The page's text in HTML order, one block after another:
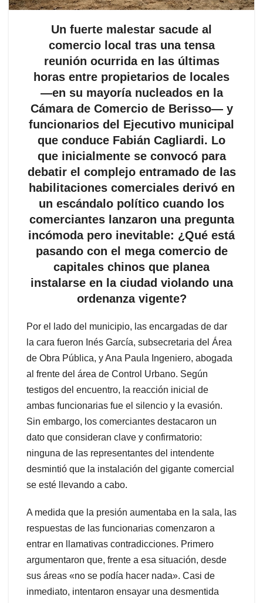
Un fuerte malestar sacude al
comercio local tras una tensa
reunión ocurrida en las últimas
horas entre propietarios de locales
—en su mayoría nucleados en la
Cámara de Comercio de Berisso— y
funcionarios del Ejecutivo municipal
que conduce Fabián Cagliardi. Lo
que inicialmente se convocó para
debatir el complejo entramado de las
habilitaciones comerciales derivó en
un escándalo político cuando los
comerciantes lanzaron una pregunta
incómoda pero inevitable: ¿Qué está
pasando con el mega comercio de
capitales chinos que planea
instalarse en la ciudad violando una
ordenanza vigente?
Por el lado del municipio, las encargadas de dar
la cara fueron Inés García, subsecretaria del Área
de Obra Pública, y Ana Paula Ingeniero, abogada
al frente del área de Control Urbano. Según
testigos del encuentro, la reacción inicial de
ambas funcionarias fue el silencio y la evasión.
Sin embargo, los comerciantes destacaron un
dato que consideran clave y confirmatorio:
ninguna de las representantes del intendente
desmintió que la instalación del gigante comercial
se esté llevando a cabo.
A medida que la presión aumentaba en la sala, las
respuestas de las funcionarias comenzaron a
entrar en llamativas contradicciones. Primero
argumentaron que, frente a esa situación, desde
sus áreas «no se podía hacer nada». Casi de
inmediato, intentaron ensayar una desmentida